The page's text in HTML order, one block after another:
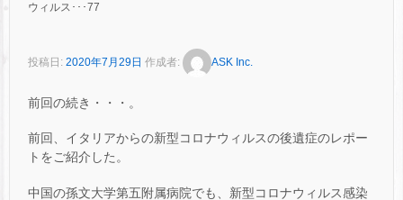
ウィルス･･･77
投稿日: 2020年7月29日 作成者: ASK Inc.
前回の続き・・・。
前回、イタリアからの新型コロナウィルスの後遺症のレポー
トをご紹介した。
中国の孫文大学第五附属病院でも、新型コロナウィルス感染